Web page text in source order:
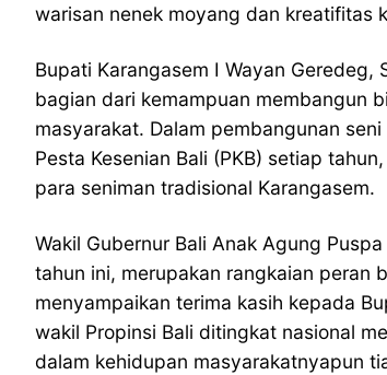
warisan nenek moyang dan kreatifitas
Bupati Karangasem I Wayan
bagian dari kemampuan membangun
masyarakat. Dalam pembangunan
Pesta Kesenian Bali (PKB) setiap
para seniman tradisional Karangasem.
Wakil Gubernur Bali Anak Agung
tahun ini, merupakan rangkaian peran
menyampaikan terima kasih kepada
wakil Propinsi Bali ditingkat nasional
dalam kehidupan masyarakatnyapun